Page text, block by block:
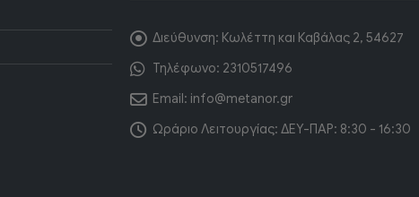
Διεύθυνση: Κωλέττη και Καβάλας 2, 54627
Τηλέφωνο: 2310517496
Email: info@metanor.gr
Ωράριο Λειτουργίας: ΔΕΥ-ΠΑΡ: 8:30 - 16:30